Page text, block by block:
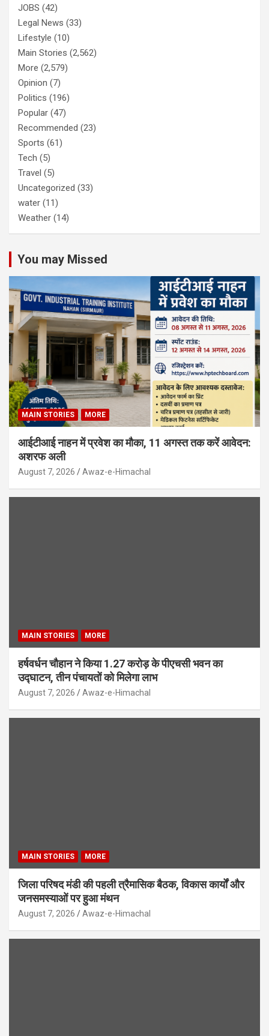
JOBS (42)
Legal News (33)
Lifestyle (10)
Main Stories (2,562)
More (2,579)
Opinion (7)
Politics (196)
Popular (47)
Recommended (23)
Sports (61)
Tech (5)
Travel (5)
Uncategorized (33)
water (11)
Weather (14)
You may Missed
MAIN STORIES MORE
आईटीआई नाहन में प्रवेश का मौका, 11 अगस्त तक करें आवेदन:
अशरफ अली
August 7, 2026 Awaz-e-Himachal
MAIN STORIES MORE
हर्षवर्धन चौहान ने किया 1.27 करोड़ के पीएचसी भवन का
उद्घाटन, तीन पंचायतों को मिलेगा लाभ
August 7, 2026 Awaz-e-Himachal
MAIN STORIES MORE
जिला परिषद मंडी की पहली त्रैमासिक बैठक, विकास कार्यों और
जनसमस्याओं पर हुआ मंथन
August 7, 2026 Awaz-e-Himachal